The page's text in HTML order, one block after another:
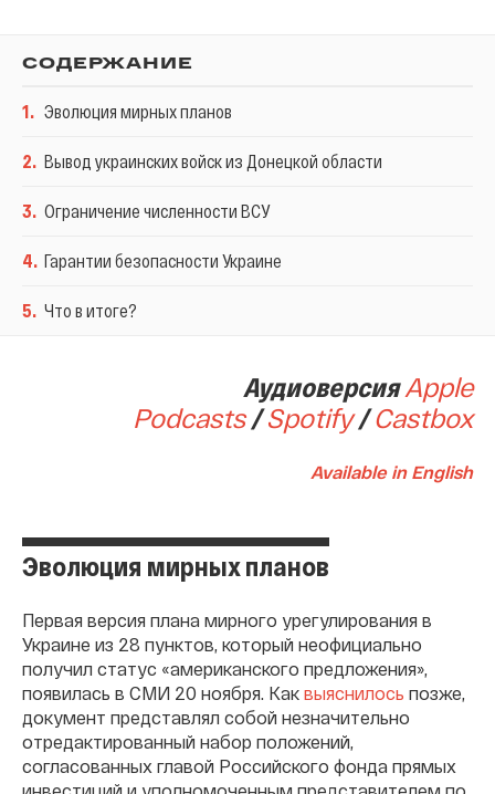
СОДЕРЖАНИЕ
1. Эволюция мирных планов
2. Вывод украинских войск из Донецкой области
3. Ограничение численности ВСУ
4. Гарантии безопасности Украине
5. Что в итоге?
АудиоверсияApple
Podcasts/Spotify / Сastbox
Available in English
Эволюция мирных планов
Первая версия плана мирного урегулирования в
Украине из 28 пунктов, который неофициально
получил статус «американского предложения»,
появилась в СМИ 20 ноября. Как выяснилось позже,
документ представлял собой незначительно
отредактированный набор положений,
согласованных главой Российского фонда прямых